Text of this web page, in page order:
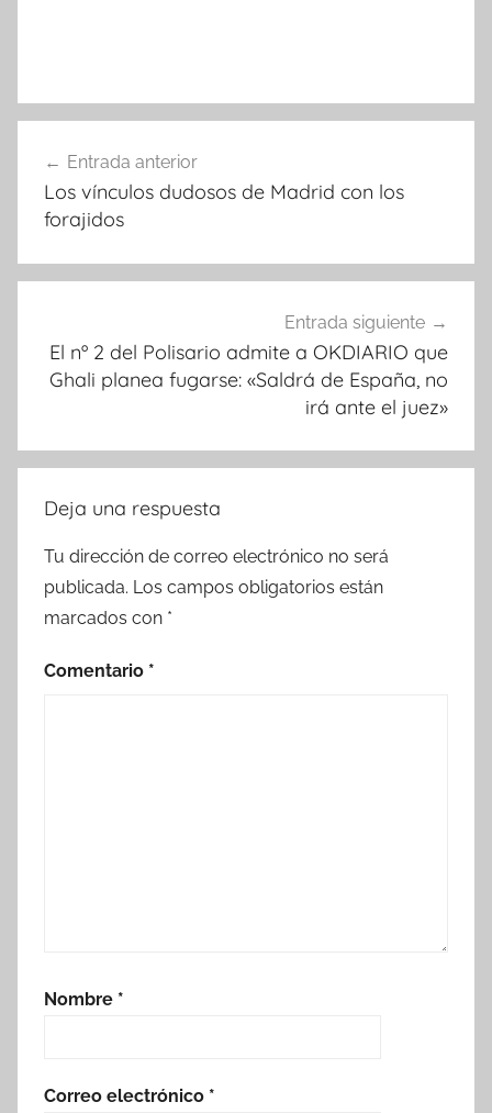
de
entradas
Entrada anterior
Los vínculos dudosos de Madrid con los
forajidos
Entrada siguiente
El nº 2 del Polisario admite a OKDIARIO que
Ghali planea fugarse: «Saldrá de España, no
irá ante el juez»
Deja una respuesta
Tu dirección de correo electrónico no será
publicada. Los campos obligatorios están
marcados con *
Comentario *
Nombre *
Correo electrónico *